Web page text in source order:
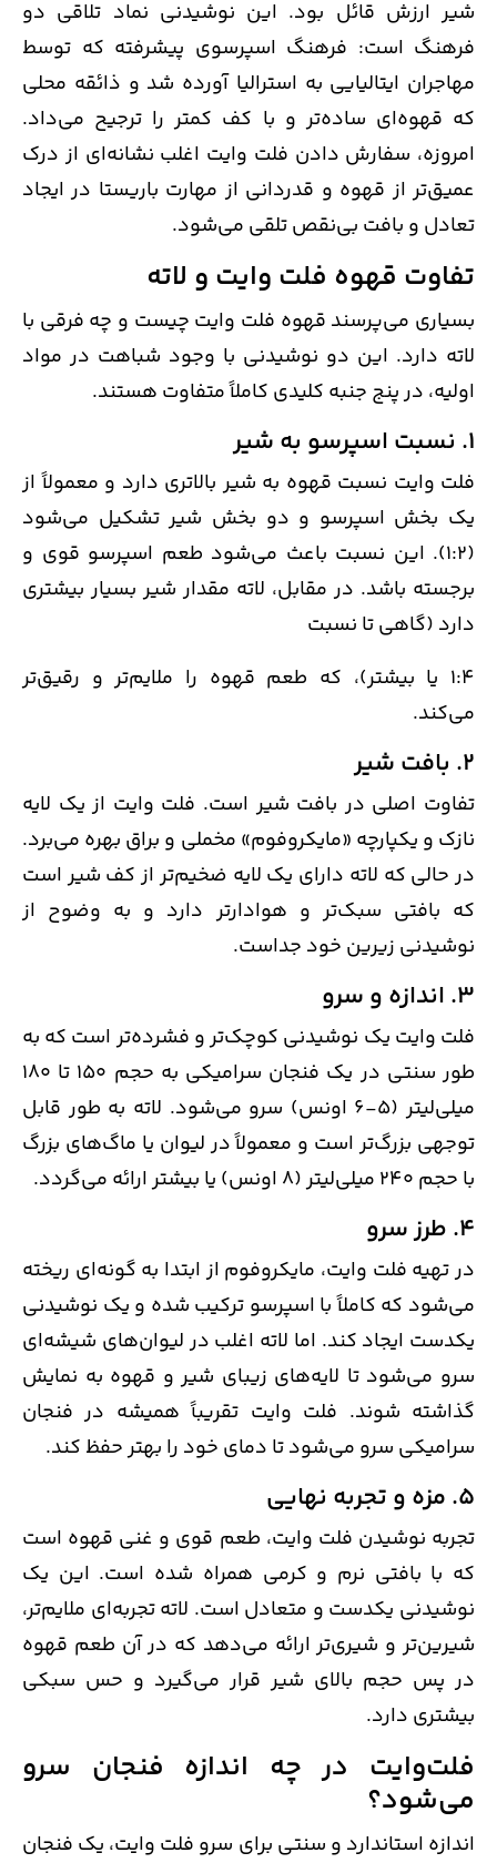
شیر ارزش قائل بود. این نوشیدنی نماد تلاقی دو
فرهنگ است: فرهنگ اسپرسوی پیشرفته که توسط
مهاجران ایتالیایی به استرالیا آورده شد و ذائقه محلی
که قهوه‌ای ساده‌تر و با کف کمتر را ترجیح می‌داد.
امروزه، سفارش دادن فلت وایت اغلب نشانه‌ای از درک
عمیق‌تر از قهوه و قدردانی از مهارت باریستا در ایجاد
تعادل و بافت بی‌نقص تلقی می‌شود.
تفاوت قهوه فلت وایت و لاته
بسیاری می‌پرسند قهوه فلت وایت چیست و چه فرقی با
لاته دارد. این دو نوشیدنی با وجود شباهت در مواد
اولیه، در پنج جنبه کلیدی کاملاً متفاوت هستند.
1. نسبت اسپرسو به شیر
فلت وایت نسبت قهوه به شیر بالاتری دارد و معمولاً از
یک بخش اسپرسو و دو بخش شیر تشکیل می‌شود
(1:2). این نسبت باعث می‌شود طعم اسپرسو قوی و
برجسته باشد. در مقابل، لاته مقدار شیر بسیار بیشتری
دارد (گاهی تا نسبت
1:4 یا بیشتر)، که طعم قهوه را ملایم‌تر و رقیق‌تر
می‌کند.
2. بافت شیر
تفاوت اصلی در بافت شیر است. فلت وایت از یک لایه
نازک و یکپارچه «مایکروفوم» مخملی و براق بهره می‌برد.
در حالی که لاته دارای یک لایه ضخیم‌تر از کف شیر است
که بافتی سبک‌تر و هوادارتر دارد و به وضوح از
نوشیدنی زیرین خود جداست.
3. اندازه و سرو
فلت وایت یک نوشیدنی کوچک‌تر و فشرده‌تر است که به
طور سنتی در یک فنجان سرامیکی به حجم 150 تا 180
میلی‌لیتر (5-6 اونس) سرو می‌شود. لاته به طور قابل
توجهی بزرگ‌تر است و معمولاً در لیوان یا ماگ‌های بزرگ
با حجم 240 میلی‌لیتر (8 اونس) یا بیشتر ارائه می‌گردد.
4. طرز سرو
در تهیه فلت وایت، مایکروفوم از ابتدا به گونه‌ای ریخته
می‌شود که کاملاً با اسپرسو ترکیب شده و یک نوشیدنی
یکدست ایجاد کند. اما لاته اغلب در لیوان‌های شیشه‌ای
سرو می‌شود تا لایه‌های زیبای شیر و قهوه به نمایش
گذاشته شوند. فلت وایت تقریباً همیشه در فنجان
سرامیکی سرو می‌شود تا دمای خود را بهتر حفظ کند.
5. مزه و تجربه نهایی
تجربه نوشیدن فلت وایت، طعم قوی و غنی قهوه است
که با بافتی نرم و کرمی همراه شده است. این یک
نوشیدنی یکدست و متعادل است. لاته تجربه‌ای ملایم‌تر،
شیرین‌تر و شیری‌تر ارائه می‌دهد که در آن طعم قهوه
در پس حجم بالای شیر قرار می‌گیرد و حس سبکی
بیشتری دارد.
فلت‌وایت در چه اندازه فنجان سرو
می‌شود؟
اندازه استاندارد و سنتی برای سرو فلت وایت، یک فنجان